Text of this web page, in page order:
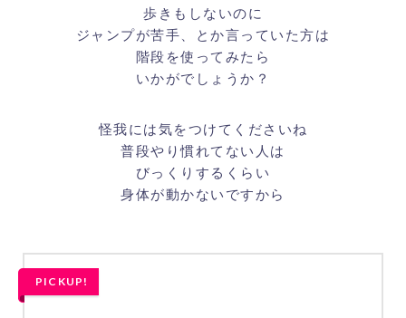
歩きもしないのに
ジャンプが苦手、とか言っていた方は
階段を使ってみたら
いかがでしょうか？
怪我には気をつけてくださいね
普段やり慣れてない人は
びっくりするくらい
身体が動かないですから
PICKUP!